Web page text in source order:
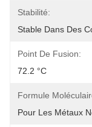
Stabilité:
Stable Dans Des
Point De Fusion:
72.2 °C
Formule
Pour Les Métaux